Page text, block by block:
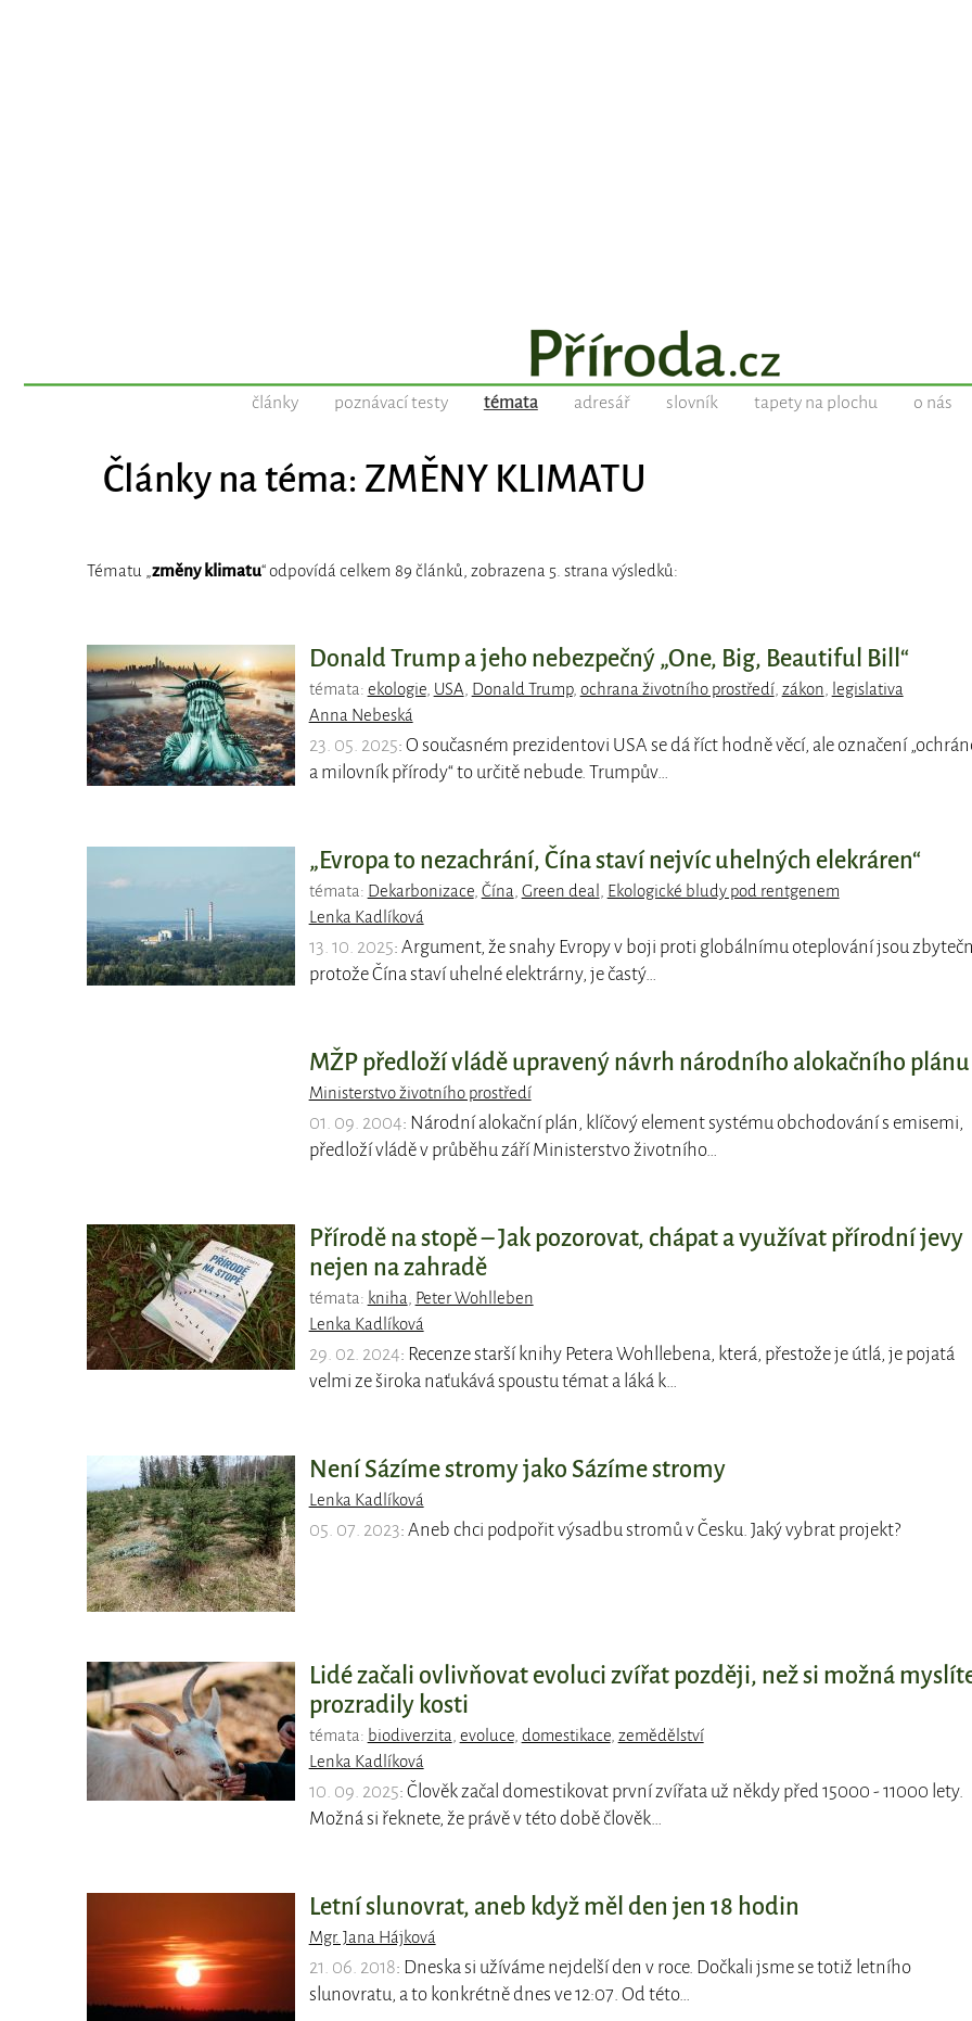
články poznávací testy témata adresář slovník tapety na plochu o nás
Články na téma: ZMĚNY KLIMATU
Tématu „ změny klimatu“ odpovídá celkem 89 článků, zobrazena 5. strana výsledků:
Donald Trump a jeho nebezpečný „One, Big, Beautiful Bill“
témata: ekologie, USA Donald Trump, ochrana životního prostředí, zákon
legislativa
Anna Nebeská
23. 05. 2025: O současném prezidentovi USA se dá říct hodně věcí, ale označení
a milovník přírody“ to určitě nebude. Trumpův…
„Evropa to nezachrání, Čína staví nejvíc uhelných elekráren“
témata: Dekarbonizace, Čína Green deal
Ekologické bludy pod rentgenem
Lenka Kadlíková
13. 10. 2025: Argument, že snahy Evropy v boji proti globálnímu oteplování jsou
protože Čína staví uhelné elektrárny, je častý…
MŽP předloží vládě upravený návrh národního alokačního plánu
Ministerstvo životního prostředí
01. 09. 2004: Národní alokační plán, klíčový element systému obchodování s emisemi,
předloží vládě v průběhu září Ministerstvo životního…
Přírodě na stopě – Jak pozorovat, chápat a využívat přírodní jevy
nejen na zahradě
témata: kniha
Peter Wohlleben
Lenka Kadlíková
29. 02. 2024: Recenze starší knihy Petera Wohllebena, která, přestože je útlá, je pojatá
velmi ze široka naťukává spoustu témat a láká k…
Není Sázíme stromy jako Sázíme stromy
Lenka Kadlíková
05. 07. 2023: Aneb chci podpořit výsadbu stromů v Česku. Jaký vybrat projekt?
Lidé začali ovlivňovat evoluci zvířat později, než si možná
prozradily kosti
témata: biodiverzita evoluce, domestikace, zemědělství
Lenka Kadlíková
10. 09. 2025: Člověk začal domestikovat první zvířata už někdy před 15000 - 11000 lety.
Možná si řeknete, že právě v této době člověk…
Letní slunovrat, aneb když měl den jen 18 hodin
Mgr. Jana Hájková
21. 06. 2018: Dneska si užíváme nejdelší den v roce. Dočkali jsme se totiž letního
slunovratu, a to konkrétně dnes ve 12:07. Od této…